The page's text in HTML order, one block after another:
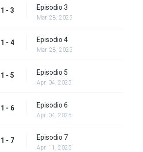
1 - 3 Episodio 3
Mar. 28, 2025
1 - 4 Episodio 4
Mar. 28, 2025
1 - 5 Episodio 5
Apr. 04, 2025
1 - 6 Episodio 6
Apr. 04, 2025
1 - 7 Episodio 7
Apr. 11, 2025